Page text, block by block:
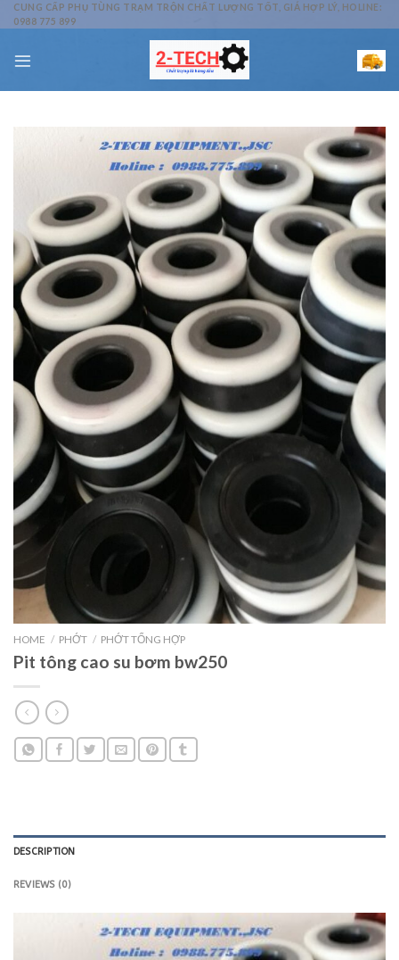
Skip
to
CUNG CẤP PHỤ TÙNG TRẠM TRỘN CHẤT LƯỢNG TỐT, GIÁ HỢP LÝ, HOLINE:
0988 775 899
HOME / PHỚT / PHỚT TỔNG HỢP
Pit tông cao su bơm bw250
DESCRIPTION
REVIEWS (0)